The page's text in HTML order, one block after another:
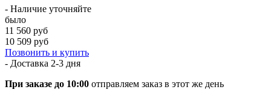
- Наличие уточняйте
было
11 560 руб
10 509 руб
Позвонить и купить
- Доставка 2-3 дня
При заказе до 10:00 отправляем заказ в этот же день